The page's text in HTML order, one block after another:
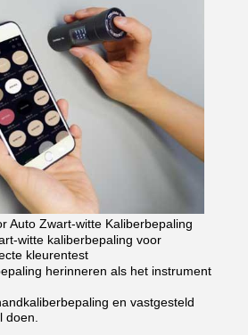
Auto Zwart-witte Kaliberbepaling
witte kaliberbepaling voor
kleurentest
herinneren als het instrument
en vastgesteld
doen.